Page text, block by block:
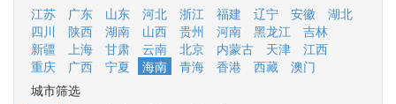
江苏 广东 山东 河北 浙江 福建 辽宁 安徽
湖北
四川
陕西 湖南 山西 贵州 河南 黑龙江
吉林
新疆
上海 甘肃 云南 北京 内蒙古 天津
江西
重庆
广西 宁夏 海南 青海 香港 西藏
澳门
城市筛选